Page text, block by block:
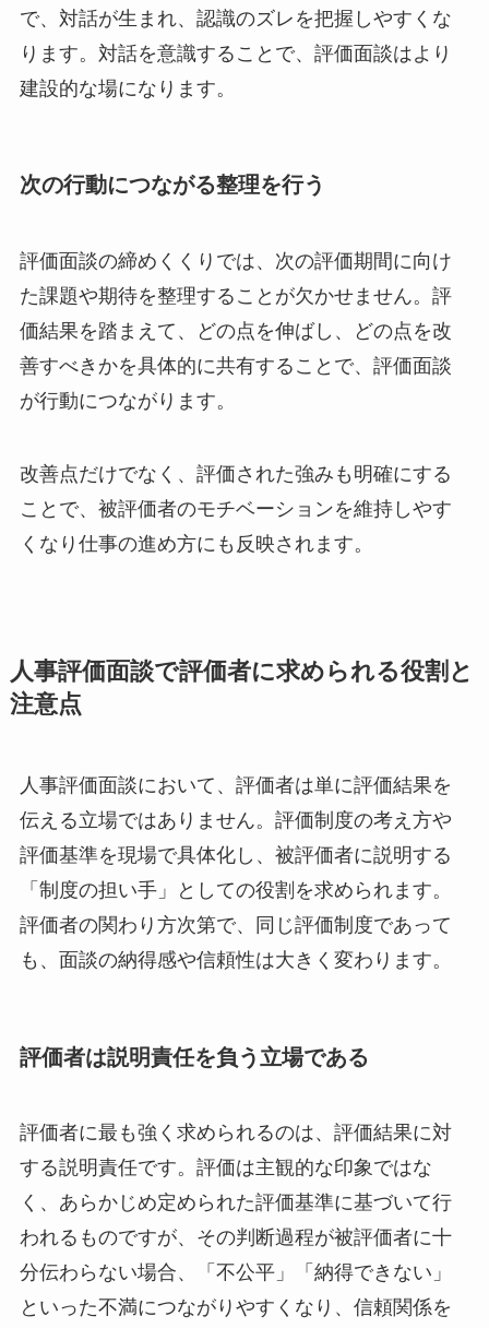
で、対話が生まれ、認識のズレを把握しやすくな
ります。対話を意識することで、評価面談はより
建設的な場になります。
次の行動につながる整理を行う
評価面談の締めくくりでは、次の評価期間に向け
た課題や期待を整理することが欠かせません。評
価結果を踏まえて、どの点を伸ばし、どの点を改
善すべきかを具体的に共有することで、評価面談
が行動につながります。
改善点だけでなく、評価された強みも明確にする
ことで、被評価者のモチベーションを維持しやす
くなり仕事の進め方にも反映されます。
人事評価面談で評価者に求められる役割と
注意点
人事評価面談において、評価者は単に評価結果を
伝える立場ではありません。評価制度の考え方や
評価基準を現場で具体化し、被評価者に説明する
「制度の担い手」としての役割を求められます。
評価者の関わり方次第で、同じ評価制度であって
も、面談の納得感や信頼性は大きく変わります。
評価者は説明責任を負う立場である
評価者に最も強く求められるのは、評価結果に対
する説明責任です。評価は主観的な印象ではな
く、あらかじめ定められた評価基準に基づいて行
われるものですが、その判断過程が被評価者に十
分伝わらない場合、「不公平」「納得できない」
といった不満につながりやすくなり、信頼関係を